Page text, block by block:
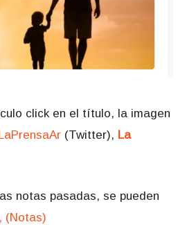
click en el título, la imagen
(Twitter), La
notas pasadas, se pueden
(Notas)